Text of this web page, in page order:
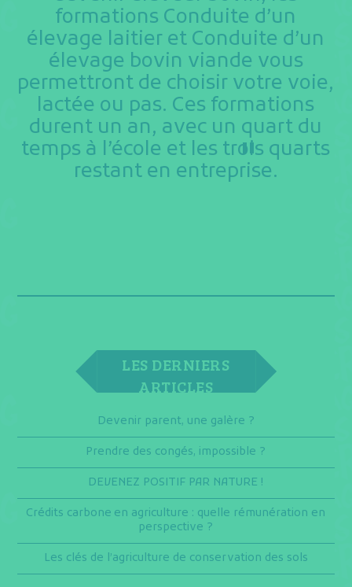
formations Conduite d’un
élevage laitier et Conduite d’un
élevage bovin viande vous
permettront de choisir votre voie,
lactée ou pas. Ces formations
durent un an, avec un quart du
temps à l’école et les trois quarts
restant en entreprise.
LES DERNIERS
ARTICLES
Devenir parent, une galère ?
Prendre des congés, impossible ?
DEVENEZ POSITIF PAR NATURE !
Crédits carbone en agriculture : quelle rémunération en
perspective ?
Les clés de l’agriculture de conservation des sols